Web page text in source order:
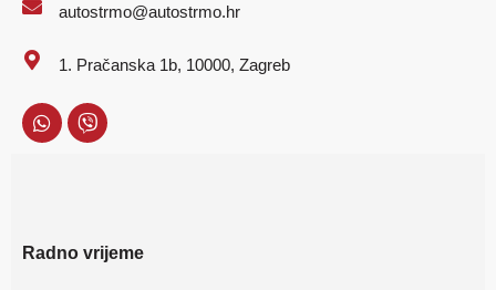
autostrmo@autostrmo.hr
1. Pračanska 1b, 10000, Zagreb
Radno vrijeme